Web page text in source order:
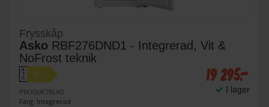
Frysskåp
Asko RBF276DND1 - Integrerad, Vit &
NoFrost teknik
A
↑
G
D
PRODUKTBLAD
Färg: Integrerad
19 295:-
I lager